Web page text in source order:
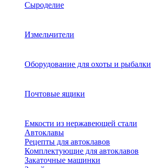
Сыроделие
Измельчители
Оборудование для охоты и рыбалки
Почтовые ящики
Емкости из нержавеющей стали
Автоклавы
Рецепты для автоклавов
Комплектующие для автоклавов
Закаточные машинки